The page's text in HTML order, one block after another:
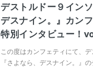
デストルドー９イン
デスナイン。』カン
特別インタビュー！
この度はカンフェティにて、
『さよなら、デスナイン。』